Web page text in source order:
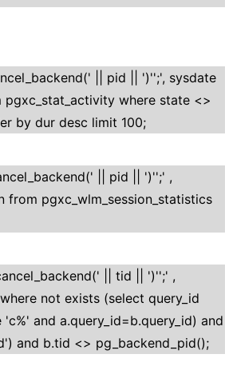
|| pid || ')'';', sysdate
pgxc_stat_activity where state <>
by dur desc limit 100;
|| pid || ')'';' ,
from pgxc_wlm_session_statistics
|| tid || ')'';' ,
not exists (select query_id
and a.query_id=b.query_id) and
and b.tid <> pg_backend_pid();